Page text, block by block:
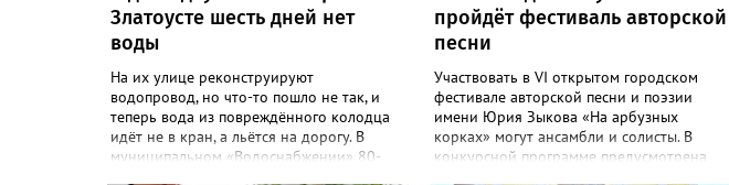
Златоусте шесть дней нет
воды
На их улице реконструируют
водопровод, но что-то пошло не так, и
теперь вода из повреждённого колодца
идёт не в кран, а льётся на дорогу. В
муниципальном «Водоснабжении» 80-
пройдёт фестиваль авторской
песни
Участвовать в VI открытом городском
фестивале авторской песни и поэзии
имени Юрия Зыкова «На арбузных
корках» могут ансамбли и солисты. В
конкурсной программе предусмотрена